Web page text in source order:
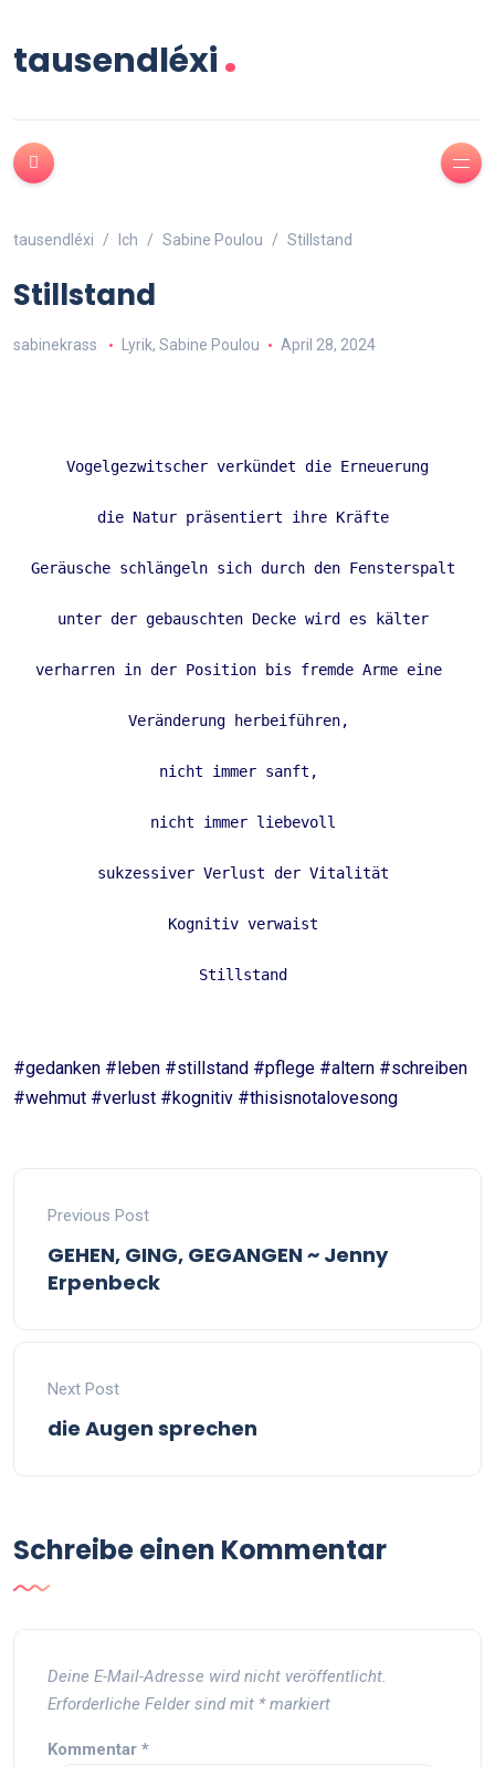
tausendléxi.
tausendléxi Ich Sabine Poulou Stillstand
Stillstand
sabinekrass Lyrik, Sabine Poulou April 28, 2024
Vogelgezwitscher verkündet die Erneuerung
die Natur präsentiert ihre Kräfte
Geräusche schlängeln sich durch den Fensterspalt
unter der gebauschten Decke wird es kälter
verharren in der Position bis fremde Arme eine
Veränderung herbeiführen,
nicht immer sanft,
nicht immer liebevoll
sukzessiver Verlust der Vitalität
Kognitiv verwaist
Stillstand
#gedanken #leben #stillstand #pflege #altern #schreiben
#wehmut #verlust #kognitiv #thisisnotalovesong
Previous Post
GEHEN, GING, GEGANGEN ~ Jenny
Erpenbeck
Next Post
die Augen sprechen
Schreibe einen Kommentar
Deine E-Mail-Adresse wird nicht veröffentlicht.
Erforderliche Felder sind mit *markiert
Kommentar *